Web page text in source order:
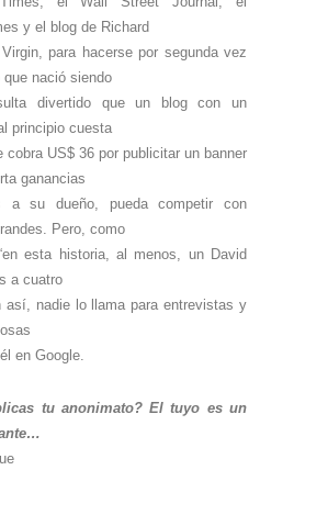
y el blog de Richard
para hacerse por segunda vez
que nació siendo
divertido que un blog con un
principio cuesta
cobra US$ 36 por publicitar un banner
ganancias
a su dueño, pueda competir con
Pero, como
esta historia, al menos, un David
a cuatro
así, nadie lo llama para entrevistas y
en Google.
tu anonimato? El tuyo es un